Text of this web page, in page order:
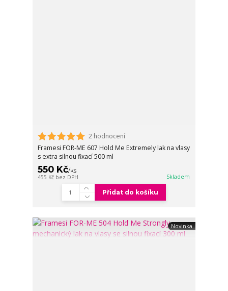
2 hodnocení
Framesi FOR-ME 607 Hold Me Extremely lak na vlasy
s extra silnou fixací 500 ml
550 Kč/ks
455 Kč bez DPH Skladem
Přidat do košíku
Novinka